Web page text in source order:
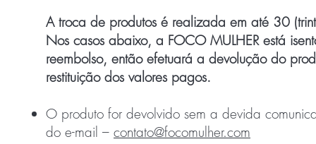
A troca de produtos é realizada em até 30
Nos casos abaixo, a FOCO MULHER está
reembolso, então efetuará a devolução do
restituição dos valores pagos.
O produto for devolvido sem a devida
do e-mail – contato@focomulher.com